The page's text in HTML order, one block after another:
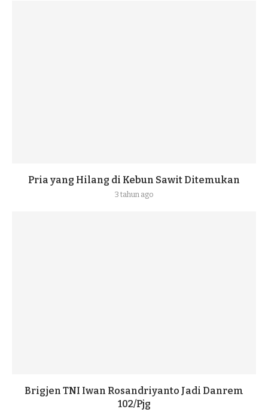
Pria yang Hilang di Kebun Sawit Ditemukan
3 tahun ago
Brigjen TNI Iwan Rosandriyanto Jadi Danrem
102/Pjg